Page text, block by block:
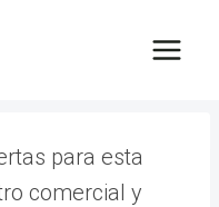
para esta
comercial y